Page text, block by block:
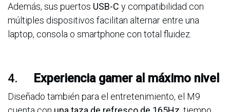
Además, sus puertos USB-C y compatibilidad con
múltiples dispositivos facilitan alternar entre una
laptop, consola o smartphone con total fluidez.
4. Experiencia gamer al máximo nivel
Diseñado también para el entretenimiento, el M9